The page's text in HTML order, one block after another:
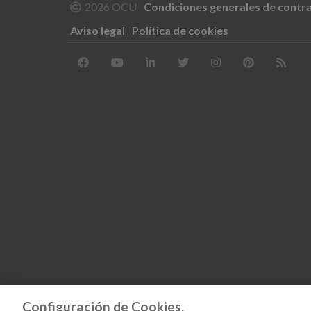
2026 OCU Condiciones generales de
Aviso legal
Política de cookies
Configuración de Cookies.